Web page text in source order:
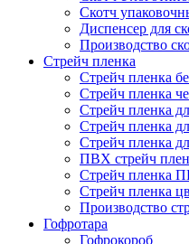
Скотч
Диспенсер для
Производство
Стрейч пленка
Стрейч пленка
Стрейч пленка
Стрейч пленка
Стрейч пленка
Стрейч пленка
ПВХ стрейч
Cтрейч пленка
Стрейч пленка
Производство
Гофротара
Гофрокороб